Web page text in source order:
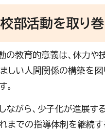
部活動を取り
の教育的意義は、体力や
しい人間関係の構築を図
。
ながら、少子化が進展す
までの指導体制を継続す